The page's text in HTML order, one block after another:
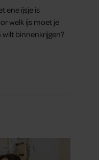
ene ijsje is
welk ijs moet je
wilt binnenkrijgen?